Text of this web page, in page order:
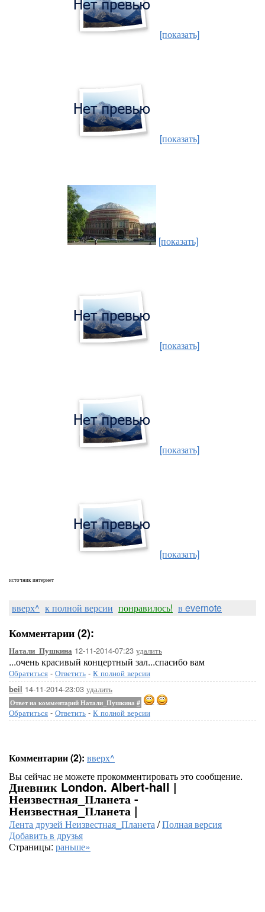
[показать]
[показать]
[показать]
[показать]
[показать]
[показать]
источник интернет
вверх^ к полной версии понравилось! в evernote
Комментарии (2):
Натали_Пушкина 12-11-2014-07:23 удалить
...очень красивый концертный зал...спасибо вам
Обратиться - Ответить - К полной версии
beil 14-11-2014-23:03 удалить
Ответ на комментарий Натали_Пушкина #
Обратиться - Ответить - К полной версии
Комментарии (2): вверх^
Вы сейчас не можете прокомментировать это сообщение.
Дневник London. Albert-hall |
Неизвестная_Планета -
Неизвестная_Планета |
Лента друзей Неизвестная_Планета/Полная версия
Добавить в друзья
Страницы: раньше»